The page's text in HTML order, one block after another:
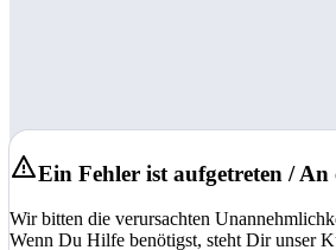
Ein Fehler ist aufgetreten /
Wir bitten die verursachten
Wenn Du Hilfe benötigst, steht Dir unser